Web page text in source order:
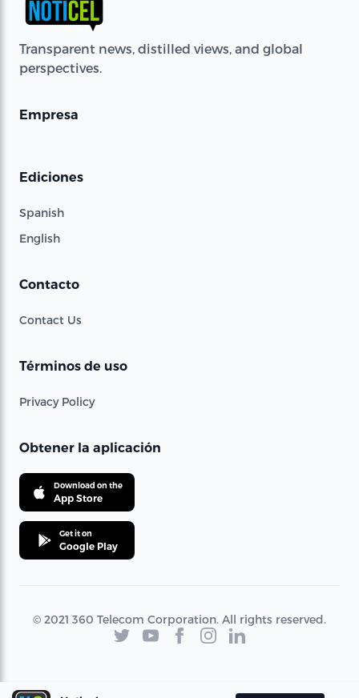
Transparent news, distilled views, and global
perspectives.
Empresa
Ediciones
Spanish
English
Contacto
Contact Us
Términos de uso
Privacy Policy
Obtener la aplicación
Download on the
App Store
Get it on
Google Play
© 2021 360 Telecom Corporation. All rights reserved.